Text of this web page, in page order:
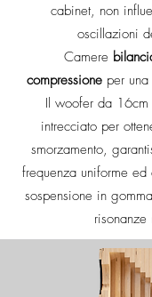
cabinet, non
oscillazioni
Camere
compressione per
Il woofer da
intrecciato per
smorzamento,
frequenza uniforme ed
sospensione in